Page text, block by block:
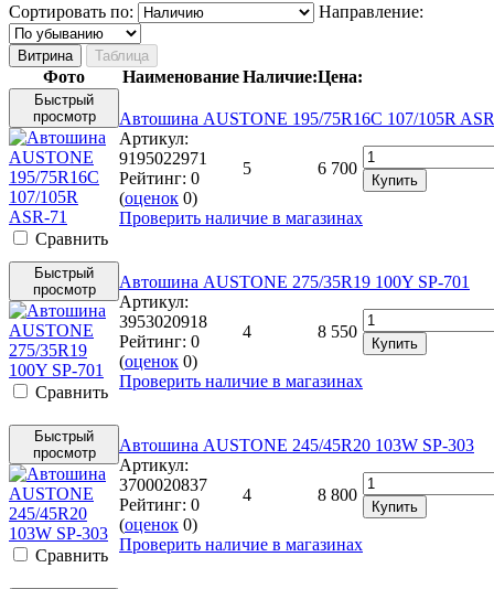
Сортировать по: Направление:
Фото НаименованиеНаличие:Цена:
Быстрый
просмотр
Cравнить
Автошина AUSTONE 195/75R16C 107/105R
Артикул:
9195022971
Рейтинг: 0
(оценок 0)
5 6 700
Купить
Проверить наличие в магазинах
Быстрый
просмотр
Cравнить
Автошина AUSTONE 275/35R19 100Y SP-701
Артикул:
3953020918
Рейтинг: 0
(оценок 0)
4 8 550
Купить
Проверить наличие в магазинах
Быстрый
просмотр
Cравнить
Автошина AUSTONE 245/45R20 103W SP-303
Артикул:
3700020837
Рейтинг: 0
(оценок 0)
4 8 800
Купить
Проверить наличие в магазинах